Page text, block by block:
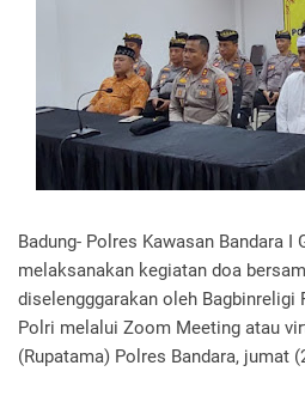
Badung- Polres Kawasan Bandara I
melaksanakan kegiatan doa
diselengggarakan oleh Bagbinreligi
Polri melalui Zoom Meeting atau
(Rupatama) Polres Bandara, jumat